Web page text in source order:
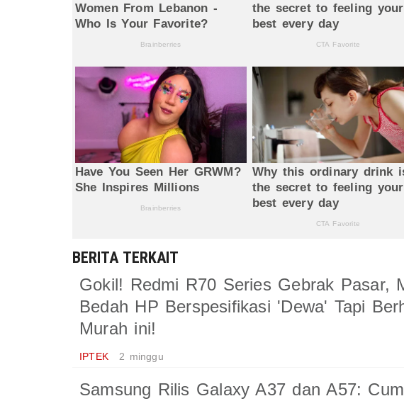
BERITA TERKAIT
Gokil! Redmi R70 Series Gebrak Pasar,
Bedah HP Berspesifikasi 'Dewa' Tapi
Murah ini!
IPTEK 2 minggu
Samsung Rilis Galaxy A37 dan A57: